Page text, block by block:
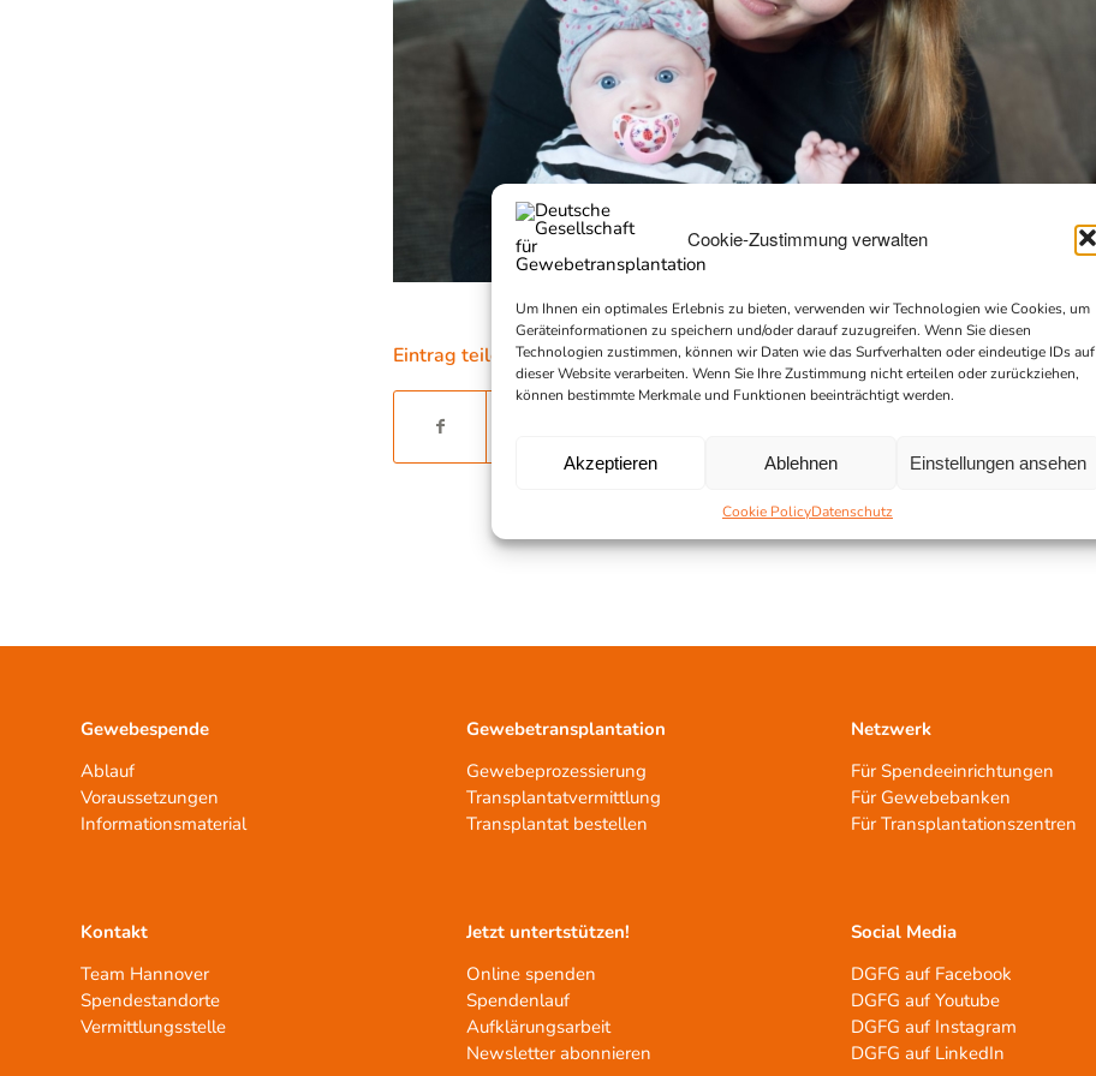
Cookie-Zustimmung verwalten
Um Ihnen ein optimales Erlebnis zu bieten, verwenden wir Technologien wie Cookies, um
Geräteinformationen zu speichern und/oder darauf zuzugreifen. Wenn Sie diesen
Technologien zustimmen, können wir Daten wie das Surfverhalten oder eindeutige IDs auf
dieser Website verarbeiten. Wenn Sie Ihre Zustimmung nicht erteilen oder zurückziehen,
können bestimmte Merkmale und Funktionen beeinträchtigt werden.
Akzeptieren Ablehnen Einstellungen ansehen
Cookie PolicyDatenschutz
Eintrag teilen
Gewebespende
Ablauf
Voraussetzungen
Informationsmaterial
Kontakt
Team Hannover
Spendestandorte
Vermittlungsstelle
Gewebetransplantation
Gewebeprozessierung
Transplantatvermittlung
Transplantat bestellen
Jetzt untertstützen!
Online spenden
Spendenlauf
Aufklärungsarbeit
Newsletter abonnieren
Netzwerk
Für Spendeeinrichtungen
Für Gewebebanken
Für Transplantationszentren
Social Media
DGFG auf Facebook
DGFG auf Youtube
DGFG auf Instagram
DGFG auf LinkedIn